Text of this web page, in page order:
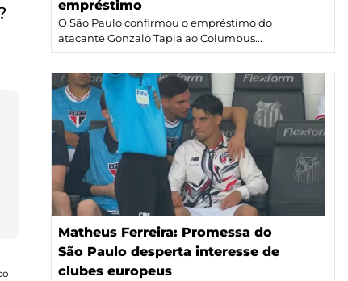
empréstimo
O São Paulo confirmou o empréstimo do
atacante Gonzalo Tapia ao Columbus...
Matheus Ferreira: Promessa do
São Paulo desperta interesse de
clubes europeus